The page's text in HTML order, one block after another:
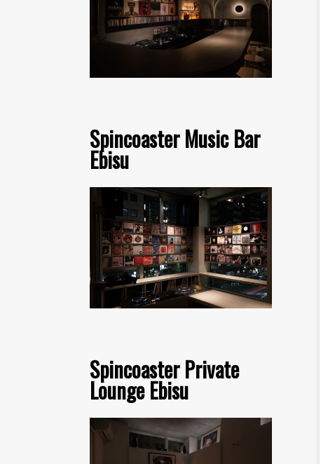
Spincoaster Music Bar
Ebisu
Spincoaster Private
Lounge Ebisu